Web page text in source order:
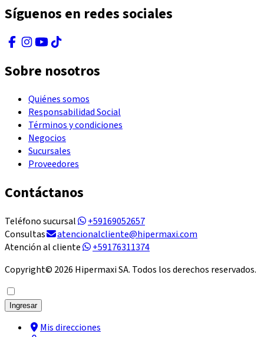
Síguenos en redes sociales
Sobre nosotros
Quiénes somos
Responsabilidad Social
Términos y condiciones
Negocios
Sucursales
Proveedores
Contáctanos
Teléfono sucursal
+59169052657
Consultas
atencionalcliente@hipermaxi.com
Atención al cliente
+59176311374
Copyright© 2026 Hipermaxi SA. Todos los derechos reservados.
Ingresar
Mis direcciones